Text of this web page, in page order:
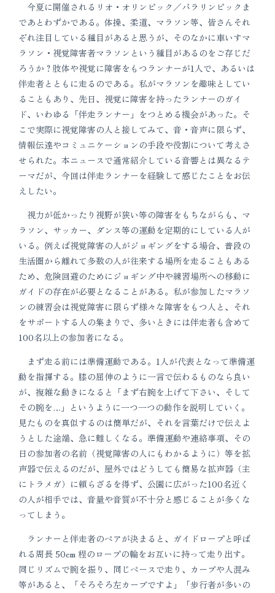
今夏に開催されるリオ・オリンピック／パラリンピックま
であとわずかである。体操、柔道、マラソン等、皆さんそれ
ぞれ注目している種目があると思うが、そのなかに車いすマ
ラソン・視覚障害者マラソンという種目があるのをご存じだ
ろうか？肢体や視覚に障害をもつランナーが1人で、あるいは
伴走者とともに走るのである。私がマラソンを趣味としてい
ることもあり、先日、視覚に障害を持ったランナーのガイ
ド、いわゆる「伴走ランナー」をつとめる機会があった。そ
こで実際に視覚障害の人と接してみて、音・音声に限らず、
情報伝達やコミュニケーションの手段や役割について考えさ
せられた。本ニュースで通常紹介している音響とは異なるテ
ーマだが、今回は伴走ランナーを経験して感じたことをお伝
えしたい。
視力が低かったり視野が狭い等の障害をもちながらも、マ
ラソン、サッカー、ダンス等の運動を定期的にしている人が
いる。例えば視覚障害の人がジョギングをする場合、普段の
生活圏から離れて多数の人が往来する場所を走ることもある
ため、危険回避のためにジョギング中や練習場所への移動に
ガイドの存在が必要となることがある。私が参加したマラソ
ンの練習会は視覚障害に限らず様々な障害をもつ人と、それ
をサポートする人の集まりで、多いときには伴走者も含めて
100名以上の参加者になる。
まず走る前には準備運動である。1人が代表となって準備運
動を指揮する。膝の屈伸のように一言で伝わるものなら良い
が、複雑な動きになると「まず右腕を上げて下さい、そして
その腕を…」というように一つ一つの動作を説明していく。
見たものを真似するのは簡単だが、それを言葉だけで伝えよ
うとした途端、急に難しくなる。準備運動や連絡事項、その
日の参加者の名前（視覚障害の人にもわかるように）等を拡
声器で伝えるのだが、屋外ではどうしても簡易な拡声器（主
にトラメガ）に頼らざるを得ず、公園に広がった100名近く
の人が相手では、音量や音質が不十分と感じることが多くな
ってしまう。
ランナーと伴走者のペアが決まると、ガイドロープと呼ば
れる周長 50cm 程のロープの輪をお互いに持って走り出す。
同じリズムで腕を振り、同じペースで走り、カーブや人混み
等があると、「そろそろ左カーブですよ」「歩行者が多いの